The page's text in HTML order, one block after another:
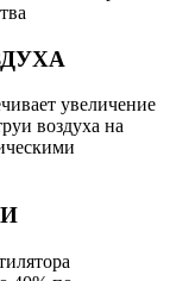
увеличение
воздуха на